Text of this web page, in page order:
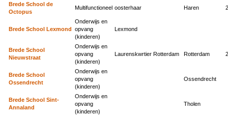
Brede School de
Octopus
Multifunctioneel oosterhaar Haren
Brede School Lexmond
Onderwijs en
opvang
(kinderen)
Lexmond
Brede School
Nieuwstraat
Onderwijs en
opvang
(kinderen)
Laurenskwrtier Rotterdam Rotterdam
Brede School
Ossendrecht
Onderwijs en
opvang
(kinderen)
Ossendrecht
Brede School Sint-
Annaland
Onderwijs en
opvang
(kinderen)
Tholen